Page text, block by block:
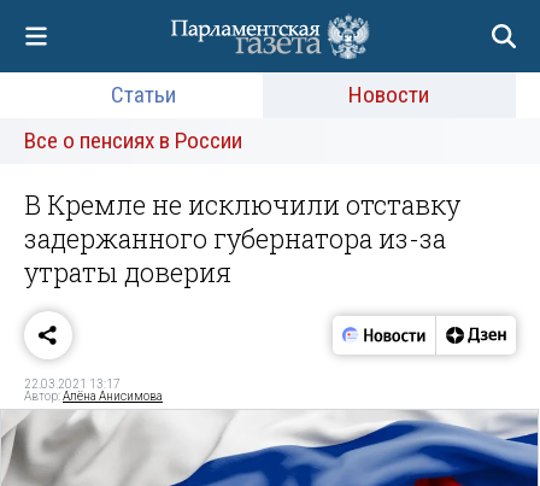
Статьи
Новости
Все о пенсиях в России
В Кремле не исключили отставку
задержанного губернатора из-за
утраты доверия
22.03.2021 13:17
Автор:Алёна Анисимова